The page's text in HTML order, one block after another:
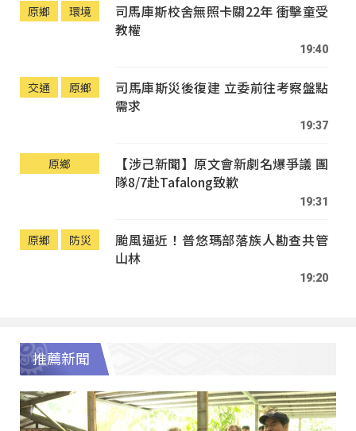
原鄉 環境
司馬庫斯校舍無照卡關22年 衝擊童受
教權
19:40
交通 原鄉
司馬庫斯災後復建 立委前往考察盤點
需求
19:37
原鄉
【涉己新聞】原文會新劇名爆爭議 團
隊8/7赴Tafalong致歉
19:31
原鄉 防災
颱風逼近！普悠瑪部落族人勘查共管
山林
19:20
推薦新聞